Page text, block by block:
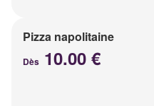
Pizza napolitaine
Dès 10.00 €